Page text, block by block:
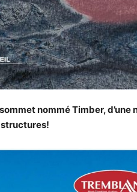
nommé Timber, d’une